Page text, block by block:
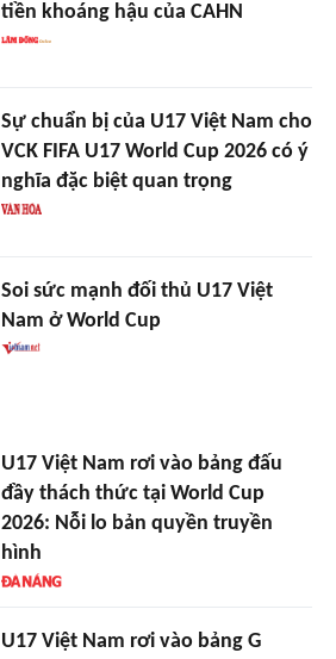
tiền khoáng hậu của CAHN
Sự chuẩn bị của U17 Việt Nam cho
VCK FIFA U17 World Cup 2026 có ý
nghĩa đặc biệt quan trọng
Soi sức mạnh đối thủ U17 Việt
Nam ở World Cup
U17 Việt Nam rơi vào bảng đấu
đầy thách thức tại World Cup
2026: Nỗi lo bản quyền truyền
hình
U17 Việt Nam rơi vào bảng G